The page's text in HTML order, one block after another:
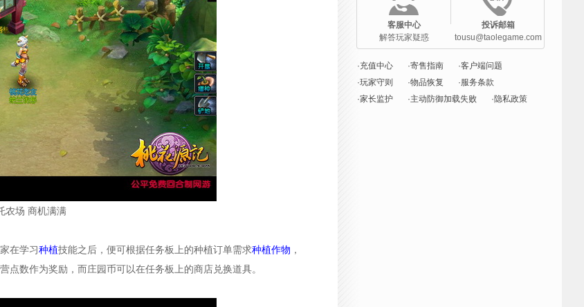
农场 商机满满
在学习种植技能之后，便可根据任务板上的种植订单需求种植作物 ，
数作为奖励，而庄园币可以在任务板上的商店兑换道具。
客服中心
解答玩家疑惑
投诉邮箱
tousu@taolegame.com
·充值中心 ·寄售指南
·客户端问题
·玩家守则
·物品恢复
·服务条款
·家长监护
·主动防御加载失败 ·隐私政策